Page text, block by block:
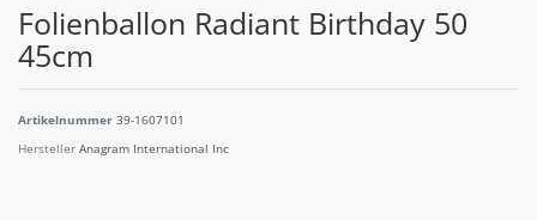
Folienballon Radiant Birthday 50
45cm
Artikelnummer 39-1607101
Hersteller Anagram International Inc